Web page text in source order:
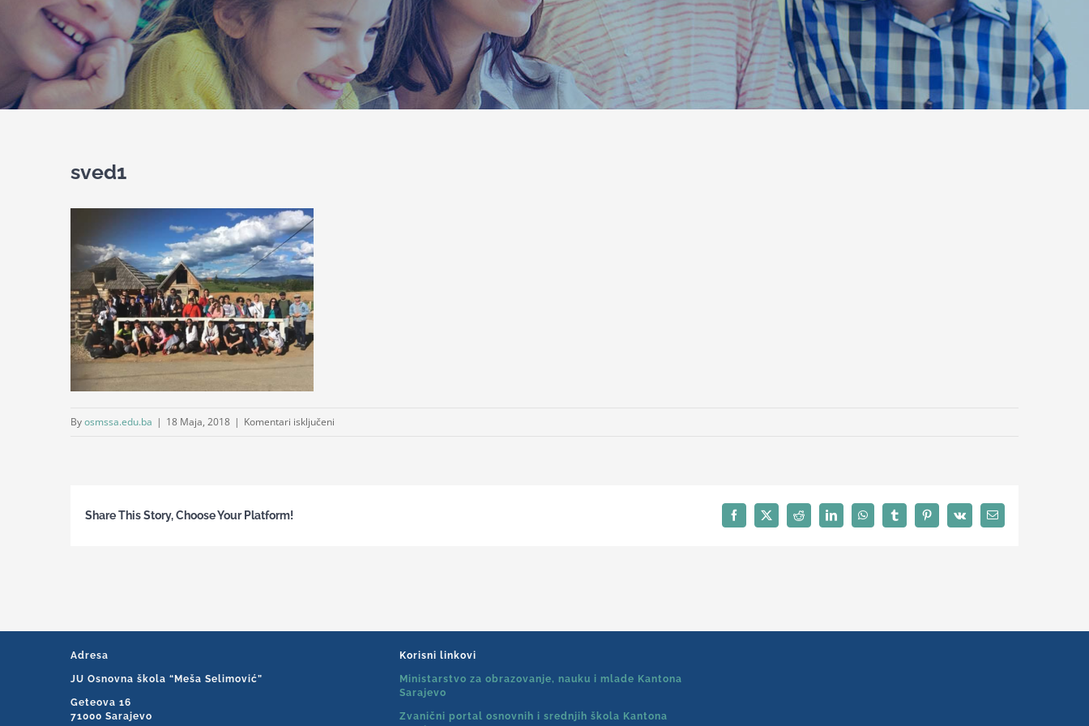
sved1
Byosmssa.edu.ba | 18 Maja, 2018 | Komentari isključeni
Share This Story, Choose Your Platform! Facebook
X Reddit LinkedInWhatsAppTumblrPinterest
Vk Email
Adresa
JU Osnovna škola “Meša Selimović”
Geteova 16
71000 Sarajevo
Korisni linkovi
Ministarstvo za obrazovanje, nauku i mlade Kantona
Sarajevo
Zvanični portal osnovnih i srednjih škola Kantona